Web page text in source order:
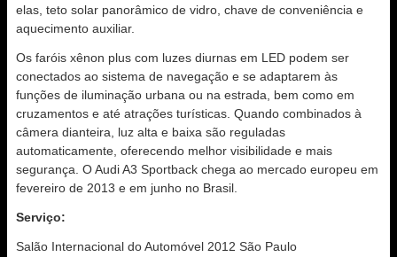
elas, teto solar panorâmico de vidro, chave de conveniência e
aquecimento auxiliar.
Os faróis xênon plus com luzes diurnas em LED podem ser
conectados ao sistema de navegação e se adaptarem às
funções de iluminação urbana ou na estrada, bem como em
cruzamentos e até atrações turísticas. Quando combinados à
câmera dianteira, luz alta e baixa são reguladas
automaticamente, oferecendo melhor visibilidade e mais
segurança. O Audi A3 Sportback chega ao mercado europeu em
fevereiro de 2013 e em junho no Brasil.
Serviço:
Salão Internacional do Automóvel 2012 São Paulo